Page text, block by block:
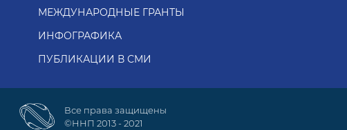
МЕЖДУНАРОДНЫЕ ГРАНТЫ
ИНФОГРАФИКА
ПУБЛИКАЦИИ В СМИ
Все права защищены
©ННП 2013 - 2021